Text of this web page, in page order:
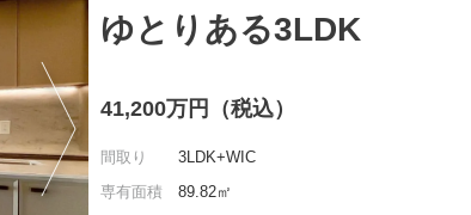
ゆとりある3LDK
41,200万円（税込）
間取り
3LDK+WIC
専有面積
89.82㎡